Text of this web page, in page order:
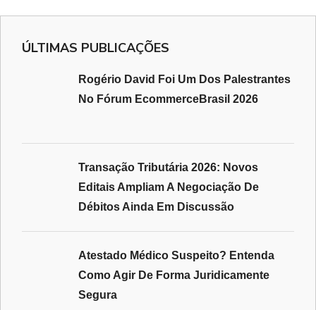
ÚLTIMAS PUBLICAÇÕES
Rogério David Foi Um Dos Palestrantes
No Fórum EcommerceBrasil 2026
Transação Tributária 2026: Novos
Editais Ampliam A Negociação De
Débitos Ainda Em Discussão
Atestado Médico Suspeito? Entenda
Como Agir De Forma Juridicamente
Segura